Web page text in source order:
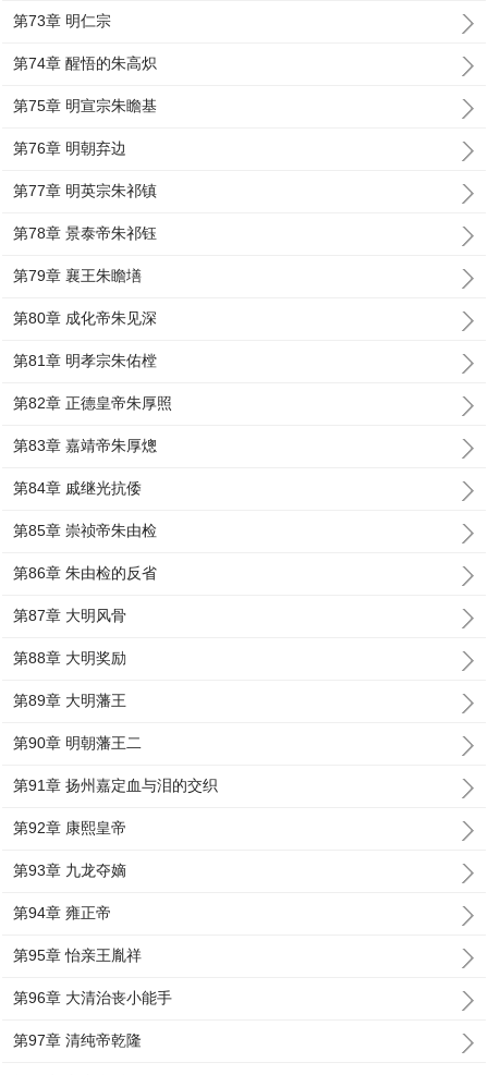
第73章 明仁宗
第74章 醒悟的朱高炽
第75章 明宣宗朱瞻基
第76章 明朝弃边
第77章 明英宗朱祁镇
第78章 景泰帝朱祁钰
第79章 襄王朱瞻墡
第80章 成化帝朱见深
第81章 明孝宗朱佑樘
第82章 正德皇帝朱厚照
第83章 嘉靖帝朱厚熜
第84章 戚继光抗倭
第85章 崇祯帝朱由检
第86章 朱由检的反省
第87章 大明风骨
第88章 大明奖励
第89章 大明藩王
第90章 明朝藩王二
第91章 扬州嘉定血与泪的交织
第92章 康熙皇帝
第93章 九龙夺嫡
第94章 雍正帝
第95章 怡亲王胤祥
第96章 大清治丧小能手
第97章 清纯帝乾隆